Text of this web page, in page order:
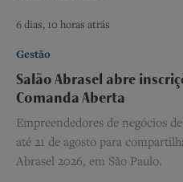
6 dias, 10 horas atrás
Gestão
Salão Abrasel abre
Comanda Aberta
Empreendedores de negócios
até 21 de agosto para
Abrasel 2026, em São Paulo.